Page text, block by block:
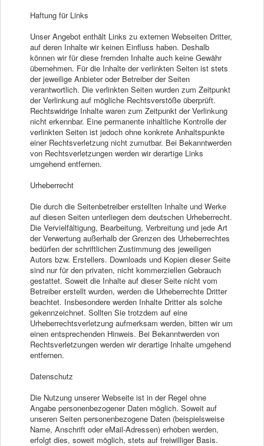
Haftung für Links
Unser Angebot enthält Links zu externen Webseiten Dritter,
auf deren Inhalte wir keinen Einfluss haben. Deshalb
können wir für diese fremden Inhalte auch keine Gewähr
übernehmen. Für die Inhalte der verlinkten Seiten ist stets
der jeweilige Anbieter oder Betreiber der Seiten
verantwortlich. Die verlinkten Seiten wurden zum Zeitpunkt
der Verlinkung auf mögliche Rechtsverstöße überprüft.
Rechtswidrige Inhalte waren zum Zeitpunkt der Verlinkung
nicht erkennbar. Eine permanente inhaltliche Kontrolle der
verlinkten Seiten ist jedoch ohne konkrete Anhaltspunkte
einer Rechtsverletzung nicht zumutbar. Bei Bekanntwerden
von Rechtsverletzungen werden wir derartige Links
umgehend entfernen.
Urheberrecht
Die durch die Seitenbetreiber erstellten Inhalte und Werke
auf diesen Seiten unterliegen dem deutschen Urheberrecht.
Die Vervielfältigung, Bearbeitung, Verbreitung und jede Art
der Verwertung außerhalb der Grenzen des Urheberrechtes
bedürfen der schriftlichen Zustimmung des jeweiligen
Autors bzw. Erstellers. Downloads und Kopien dieser Seite
sind nur für den privaten, nicht kommerziellen Gebrauch
gestattet. Soweit die Inhalte auf dieser Seite nicht vom
Betreiber erstellt wurden, werden die Urheberrechte Dritter
beachtet. Insbesondere werden Inhalte Dritter als solche
gekennzeichnet. Sollten Sie trotzdem auf eine
Urheberrechtsverletzung aufmerksam werden, bitten wir um
einen entsprechenden Hinweis. Bei Bekanntwerden von
Rechtsverletzungen werden wir derartige Inhalte umgehend
entfernen.
Datenschutz
Die Nutzung unserer Webseite ist in der Regel ohne
Angabe personenbezogener Daten möglich. Soweit auf
unseren Seiten personenbezogene Daten (beispielsweise
Name, Anschrift oder eMail-Adressen) erhoben werden,
erfolgt dies, soweit möglich, stets auf freiwilliger Basis.